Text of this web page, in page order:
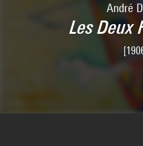
André
Les Deux